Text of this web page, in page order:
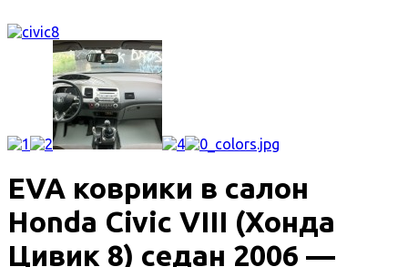
EVA коврики в салон
Honda Civic VIII (Хонда
Цивик 8) седан 2006 —